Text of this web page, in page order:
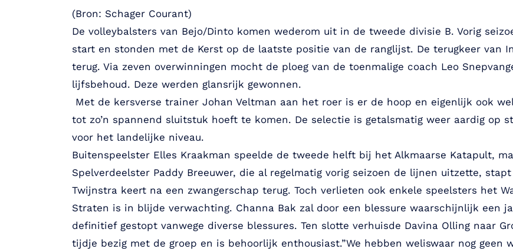
(Bron: Schager Courant)
De volleybalsters van Bejo/Dinto komen wederom uit in de tweede divisie B. Vorig
start en stonden met de Kerst op de laatste positie van de ranglijst. De terugkeer van
terug. Via zeven overwinningen mocht de ploeg van de toenmalige coach Leo
lijfsbehoud. Deze werden glansrijk gewonnen.
Met de kersverse trainer Johan Veltman aan het roer is er de hoop en eigenlijk ook
tot zo’n spannend sluitstuk hoeft te komen. De selectie is getalsmatig weer aardig op
voor het landelijke niveau.
Buitenspeelster Elles Kraakman speelde de tweede helft bij het Alkmaarse Katapult,
Spelverdeelster Paddy Breeuwer, die al regelmatig vorig seizoen de lijnen uitzette,
Twijnstra keert na een zwangerschap terug. Toch verlieten ook enkele speelsters het
Straten is in blijde verwachting. Channa Bak zal door een blessure waarschijnlijk een
definitief gestopt vanwege diverse blessures. Ten slotte verhuisde Davina Olling naar
tijdje bezig met de groep en is behoorlijk enthousiast.”We hebben weliswaar nog geen